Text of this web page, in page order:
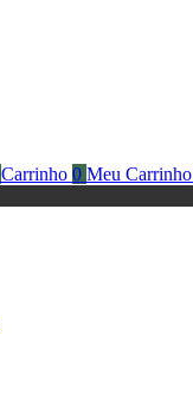
Carrinho 0 Meu Carrinho